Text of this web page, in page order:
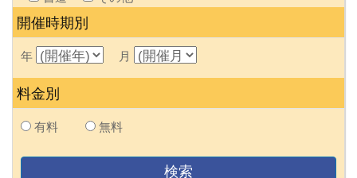
開催時期別
年 月
料金別
有料 無料